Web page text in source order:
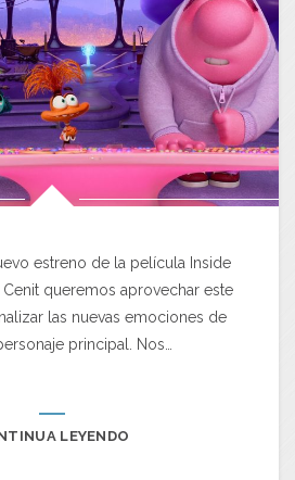
estreno de la película Inside
Cenit queremos aprovechar este
las nuevas emociones de
principal. Nos…
LEYENDO